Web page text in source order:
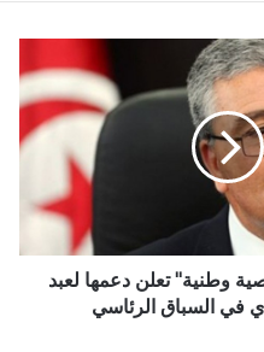
20 "شخصية وطنية" تعلن دعمها لعبد
في السباق الرئاسي